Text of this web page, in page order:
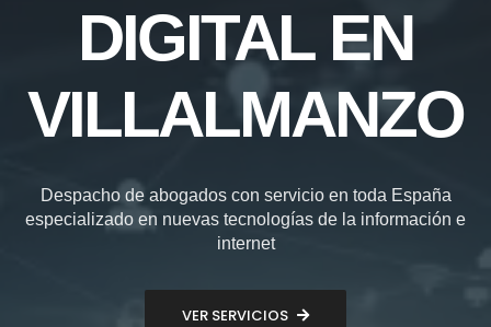
DIGITAL EN
VILLALMANZO
Despacho de abogados con servicio en toda España
especializado en nuevas tecnologías de la información e
internet
VER SERVICIOS